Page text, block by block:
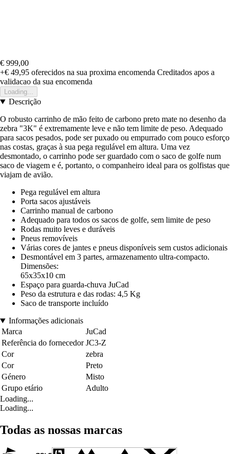
€ 999,00
+€ 49,95 oferecidos na sua proxima encomenda Creditados apos a
validacao da sua encomenda
Loading...
Descrição
O robusto carrinho de mão feito de carbono preto mate no desenho da
zebra "3K" é extremamente leve e não tem limite de peso. Adequado
para sacos pesados, pode ser puxado ou empurrado com pouco esforço
nas costas, graças à sua pega regulável em altura. Uma vez
desmontado, o carrinho pode ser guardado com o saco de golfe num
saco de viagem e é, portanto, o companheiro ideal para os golfistas que
viajam de avião.
Pega regulável em altura
Porta sacos ajustáveis
Carrinho manual de carbono
Adequado para todos os sacos de golfe, sem limite de peso
Rodas muito leves e duráveis
Pneus removíveis
Várias cores de jantes e pneus disponíveis sem custos adicionais
Desmontável em 3 partes, armazenamento ultra-compacto.
Dimensões:
65x35x10 cm
Espaço para guarda-chuva JuCad
Peso da estrutura e das rodas: 4,5 Kg
Saco de transporte incluído
Informações adicionais
Marca
JuCad
Referência do fornecedor JC3-Z
Cor
zebra
Cor
Preto
Género
Misto
Grupo etário
Adulto
Loading...
Loading...
Todas as nossas marcas